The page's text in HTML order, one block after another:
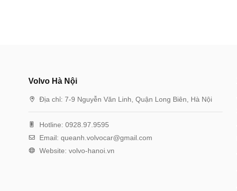
Volvo Hà Nội
Địa chỉ: 7-9 Nguyễn Văn Linh, Quận Long Biên, Hà Nội
Hotline: 0928.97.9595
Email: queanh.volvocar@gmail.com
Website: volvo-hanoi.vn